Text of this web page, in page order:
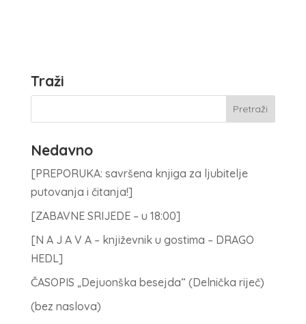
Traži
Nedavno
[PREPORUKA: savršena knjiga za ljubitelje
putovanja i čitanja!]
[ZABAVNE SRIJEDE – u 18:00]
[N A J A V A – književnik u gostima – DRAGO
HEDL]
ČASOPIS „Dejuonška besejda“ (Delnička riječ)
(bez naslova)